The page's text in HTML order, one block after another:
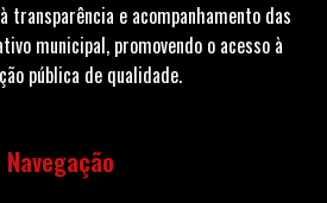
transparência e acompanhamento das
municipal, promovendo o acesso à
pública de qualidade.
Navegação